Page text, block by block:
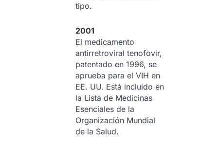
tipo.
2001
El medicamento
antirretroviral tenofovir,
patentado en 1996, se
aprueba para el VIH en
EE. UU. Está incluido en
la Lista de Medicinas
Esenciales de la
Organización Mundial
de la Salud.